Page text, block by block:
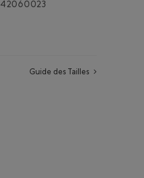
42060023
Guide des Tailles